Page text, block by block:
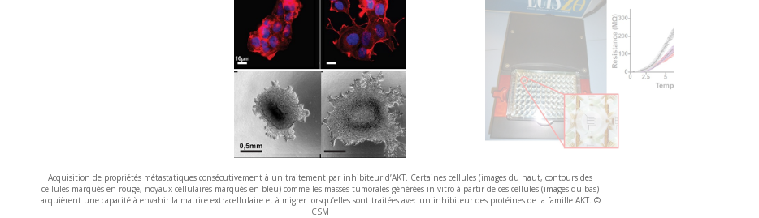
Acquisition de propriétés métastatiques consécutivement à un traitement par inhibiteur d’AKT. Certaines cellules (images du haut, contours des
cellules marqués en rouge, noyaux cellulaires marqués en bleu) comme les masses tumorales générées in vitro à partir de ces cellules (images du bas)
acquièrent une capacité à envahir la matrice extracellulaire et à migrer lorsqu’elles sont traitées avec un inhibiteur des protéines de la famille AKT. ©
CSM